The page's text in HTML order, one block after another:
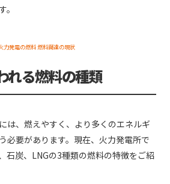
力発電の燃料 燃料調達の現状
れる燃料の種類
は、燃えやすく、より多くのエネルギ
必要があります。現在、火力発電所で
石炭、LNGの3種類の燃料の特徴をご紹